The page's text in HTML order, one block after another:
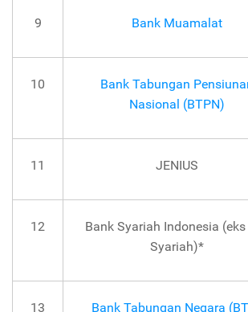
9 Bank Muamalat
10
Bank Tabungan
Nasional (BTPN)
11 JENIUS
12
Bank Syariah Indonesia (eks
Syariah)*
13 Bank Tabungan Negara